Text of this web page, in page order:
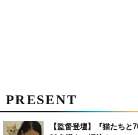
PRESENT
【監督登壇】『猫たちと